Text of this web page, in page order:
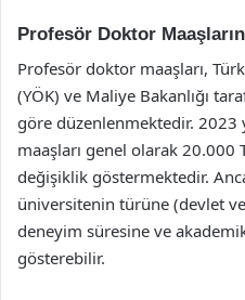
Profesör Doktor
Profesör doktor maaşları,
(YÖK) ve Maliye Bakanlığı
göre düzenlenmektedir. 2023
maaşları genel olarak 20.000
değişiklik göstermektedir.
üniversitenin türüne (devlet
deneyim süresine ve
gösterebilir.